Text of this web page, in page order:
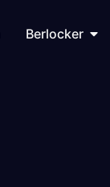
Berlocker